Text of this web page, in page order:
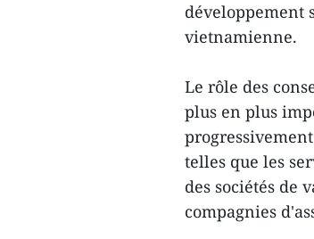
développement
vietnamienne.
Le rôle des
plus en plus
telles que les
des sociétés de
compagnies